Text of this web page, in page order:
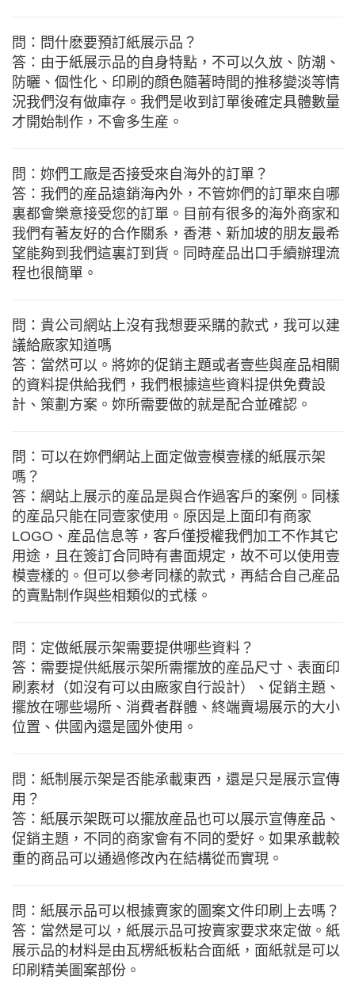
問：問什麽要預訂紙展示品？
答：由于紙展示品的自身特點，不可以久放、防潮、
防曬、個性化、印刷的顔色隨著時間的推移變淡等情
況我們沒有做庫存。我們是收到訂單後確定具體數量
才開始制作，不會多生産。
問：妳們工廠是否接受來自海外的訂單？
答：我們的産品遠銷海內外，不管妳們的訂單來自哪
裏都會樂意接受您的訂單。目前有很多的海外商家和
我們有著友好的合作關系，香港、新加坡的朋友最希
望能夠到我們這裏訂到貨。同時産品出口手續辦理流
程也很簡單。
問：貴公司網站上沒有我想要采購的款式，我可以建
議給廠家知道嗎
答：當然可以。將妳的促銷主題或者壹些與産品相關
的資料提供給我們，我們根據這些資料提供免費設
計、策劃方案。妳所需要做的就是配合並確認。
問：可以在妳們網站上面定做壹模壹樣的紙展示架
嗎？
答：網站上展示的産品是與合作過客戶的案例。同樣
的産品只能在同壹家使用。原因是上面印有商家
LOGO、産品信息等，客戶僅授權我們加工不作其它
用途，且在簽訂合同時有書面規定，故不可以使用壹
模壹樣的。但可以參考同樣的款式，再結合自己産品
的賣點制作與些相類似的式樣。
問：定做紙展示架需要提供哪些資料？
答：需要提供紙展示架所需擺放的産品尺寸、表面印
刷素材（如沒有可以由廠家自行設計）、促銷主題、
擺放在哪些場所、消費者群體、終端賣場展示的大小
位置、供國內還是國外使用。
問：紙制展示架是否能承載東西，還是只是展示宣傳
用？
答：紙展示架既可以擺放産品也可以展示宣傳産品、
促銷主題，不同的商家會有不同的愛好。如果承載較
重的商品可以通過修改內在結構從而實現。
問：紙展示品可以根據賣家的圖案文件印刷上去嗎？
答：當然是可以，紙展示品可按賣家要求來定做。紙
展示品的材料是由瓦楞紙板粘合面紙，面紙就是可以
印刷精美圖案部份。